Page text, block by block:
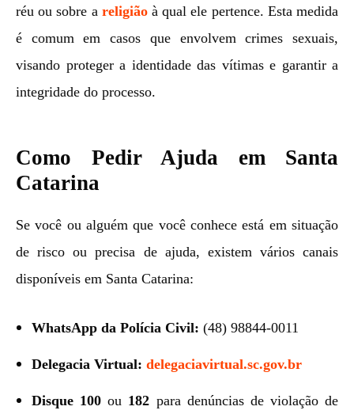
réu ou sobre a religiãoà qual ele pertence. Esta medida
é comum em casos que envolvem crimes sexuais,
visando proteger a identidade das vítimas e garantir a
integridade do processo.
Como Pedir Ajuda em Santa
Catarina
Se você ou alguém que você conhece está em situação
de risco ou precisa de ajuda, existem vários canais
disponíveis em Santa Catarina:
WhatsApp da Polícia Civil: (48) 98844-0011
Delegacia Virtual: delegaciavirtual.sc.gov.br
Disque 100 ou 182 para denúncias de violação de